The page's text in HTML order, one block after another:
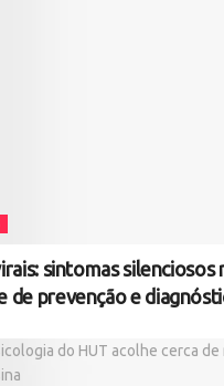
sintomas silenciosos
de prevenção e